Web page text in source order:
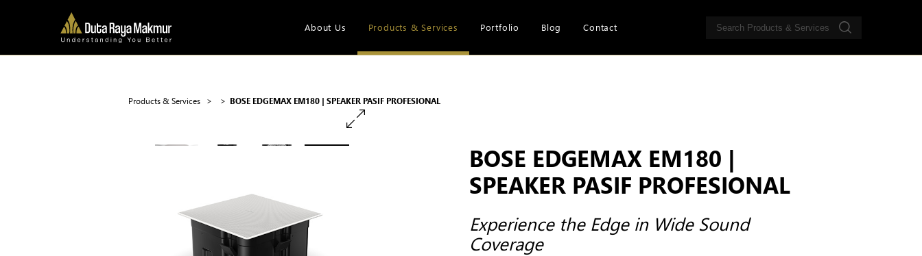
About Us Products & Services Portfolio Blog Contact
Products & Services > > BOSE EDGEMAX EM180 | SPEAKER PASIF PROFESIONAL
BOSE EDGEMAX EM180 |
SPEAKER PASIF PROFESIONAL
Experience the Edge in Wide Sound
Coverage